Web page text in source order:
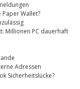
Wallet?
Millionen PC dauerhaft
Adressen
Sicherheitslücke?